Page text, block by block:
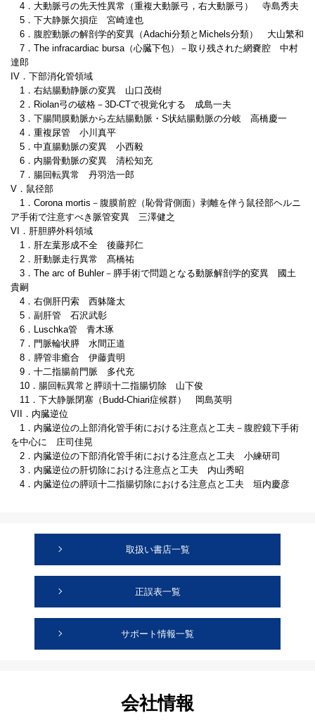
4．大動脈弓の先天性異常（重複大動脈弓，右大動脈弓） 寺島秀夫
5．下大静脈欠損症 宮崎達也
6．腹腔動脈の解剖学的変異（Adachi分類とMichels分類） 大山繁和
7．The infracardiac bursa（心臓下包）－取り残された網嚢腔 中村
達郎
IV．下部消化管領域
1．右結腸動静脈の変異 山口茂樹
2．Riolan弓の破格－3D-CTで視覚化する 成島一夫
3．下腸間膜動脈から左結腸動脈・S状結腸動脈の分岐 高橋慶一
4．重複尿管 小川真平
5．中直腸動脈の変異 小西毅
6．内腸骨動脈の変異 清松知充
7．腸回転異常 丹羽浩一郎
V．鼠径部
1．Corona mortis－腹膜前腔（恥骨背側面）剥離を伴う鼠径部ヘルニ
ア手術で注意すべき脈管変異 三澤健之
VI．肝胆膵外科領域
1．肝左葉形成不全 後藤邦仁
2．肝動脈走行異常 髙橋祐
3．The arc of Buhler－膵手術で問題となる動脈解剖学的変異 國土
貴嗣
4．右側肝円索 西躰隆太
5．副肝管 石沢武彰
6．Luschka管 青木琢
7．門脈輪状膵 水間正道
8．膵管非癒合 伊藤貴明
9．十二指腸前門脈 多代充
10．腸回転異常と膵頭十二指腸切除 山下俊
11．下大静脈閉塞（Budd-Chiari症候群） 岡島英明
VII．内臓逆位
1．内臓逆位の上部消化管手術における注意点と工夫－腹腔鏡下手術
を中心に 庄司佳晃
2．内臓逆位の下部消化管手術における注意点と工夫 小練研司
3．内臓逆位の肝切除における注意点と工夫 内山秀昭
4．内臓逆位の膵頭十二指腸切除における注意点と工夫 垣内慶彦
取扱い書店一覧
正誤表一覧
サポート情報一覧
会社情報